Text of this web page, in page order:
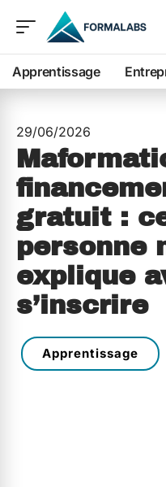
Apprentissage
29/06/2026
gratuit :
personne
explique
s’inscrire
Apprentissage